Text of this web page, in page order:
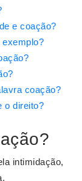
e coação?
coação?
o direito?
intimidação,